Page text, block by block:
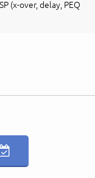
(x-over, delay, PEQ